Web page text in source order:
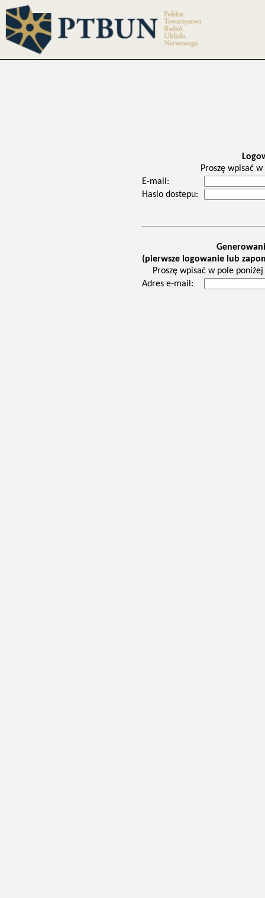
Proszę wpisać
E-mail:
Haslo dostepu:
(pierwsze logowanie lub
Proszę wpisać w pole
Adres e-mail: